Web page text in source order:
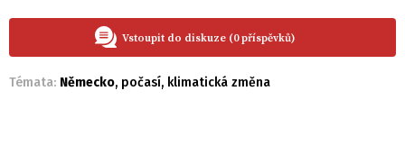
Vstoupit do diskuze (0 příspěvků)
Témata: Německo, počasí, klimatická změna